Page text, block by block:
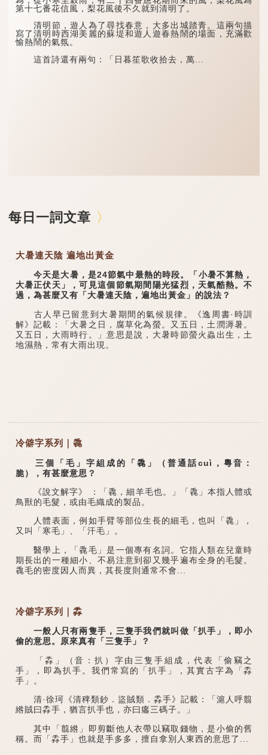
第十七番花信風，梨花風後不久就到清明了。
清明節，遊人為了尋找春意，大多出城踏青。這兩句描
寫了清明時西湖美麗的蘇堤和遊人遊春熱鬧的場面，充滿歡
愉熱鬧的氣氛。
這首詩還有兩句：「日暮笙歌收拾去，萬...
每日一詞文章
大暑連天陰 遍地出黃金
今天是大暑，是24節氣中最熱的時段。「小暑不算熱，
大暑正伏天」，可見這個節氣期間陽光猛烈，天氣酷熱。不
過，為甚麼又有「大暑連天陰，遍地出黃金」的說法？
古人早已留意到大暑期間的氣候規律。《逸周書·時訓
解》記載：「大暑之日，腐草化為螢。又五日，土潤溽暑。
又五日，大雨時行。」意思是說，大暑時節螢火蟲出生，土
地濕熱，常有大雨出現。
冷僻字系列｜毳
三個「毛」字組成的「毳」（普通話cuì，粵音：
脆），有甚麼意思？
《說文解字》 ：「毳，細羊毛也。」「毳」本指人體或
鳥獸的毛髮，或由毛織成的製品。
人體表面，例如手臂等部位生長的細毛，也叫「毳」，
又叫「寒毛」、「汗毛」。
醫學上，「毳毛」是一個專有名詞。它指人類在兒童時
期長出的一種細小、不易注意到卻又幾乎遍布全身的毛髮。
毳毛的密度因人而異，其長度則通常不會...
冷僻字系列｜掱
一般人只有兩隻手，三隻手我們就叫做「扒手」，即小
偷的意思。原來真有「三隻手」？
「掱」（音：扒）字由三隻手組成，代表「偷竊之
手」，即為扒手。我們常寫的「扒手」，其實古字為「掱
手」。
清·徐珂《清稗類鈔．盜賊類．掱手》記載：「滬人呼翦
綹賊曰掱手，猶言扒手也，亦曰癟三碼子。」
其中「翦綹」即剪斷他人衣帶以竊取錢物，是小偷的舊
稱。而「掱手」也就是手多多，擅自拿別人東西的意思了...